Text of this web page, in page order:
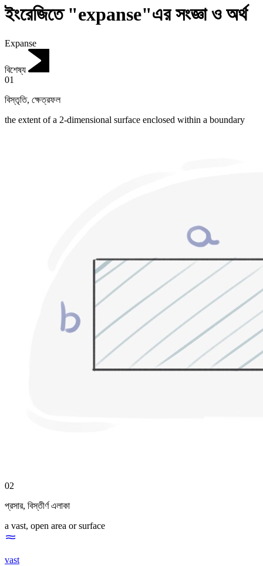
ইংরেজিতে "expanse"এর সংজ্ঞা ও অর্থ
Expanse
বিশেষ্য
01
বিস্তৃতি, ক্ষেত্রফল
the extent of a 2-dimensional surface enclosed within a boundary
02
প্রসার, বিস্তীর্ণ এলাকা
a vast, open area or surface
vast